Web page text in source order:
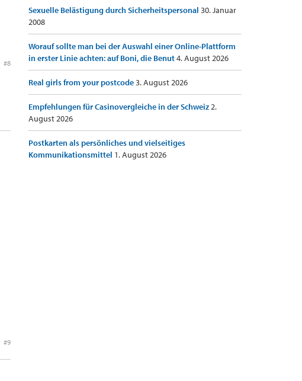
#8
#9
Sexuelle Belästigung durch Sicherheitspersonal 30. Januar
2008
Worauf sollte man bei der Auswahl einer Online-Plattform
in erster Linie achten: auf Boni, die Benut4. August 2026
Real girls from your postcode3. August 2026
Empfehlungen für Casinovergleiche in der Schweiz2.
August 2026
Postkarten als persönliches und vielseitiges
Kommunikationsmittel 1. August 2026